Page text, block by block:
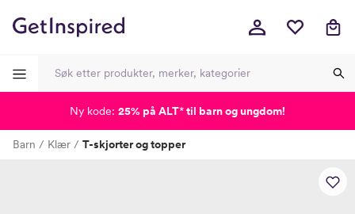
Barn Klær T-skjorter og topper
Ny kode: 25% på ALT*til barn og ungdom!
-
-
-
-